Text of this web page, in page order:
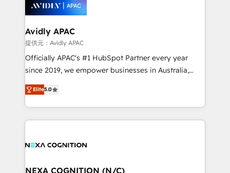
HubSpot CMS developments. And we're champions
experience. Working hand-in-hand with your team,
we’ll assemble a RevOps machine that drives more
traffic, generates better leads and crushes your
revenue goals. We've worked with thousands of
HubSpot customers and we'd love to work with you
too! Clients come to us for: Advanced CRM solutions
HubSpot Data System Migrations between systems
to HubSpot New lead generation strategies Time-
Avidly APAC
提供元：Avidly APAC
Officially APAC's #1 HubSpot Partner every year
since 2019, we empower businesses in Australia,
New Zealand, and globally to realise their full
potential through enterprise HubSpot CRM
implementation. And we deliver best practice across
the whole HubSpot platform, covering marketing,
all businesses, from start-up to Enterprise, and have
the world. Our human approach to digital
Elite5.0
NEXA COGNITION (N/C)